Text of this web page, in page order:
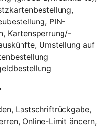
PIN-
Kartensperrung/-
Umstellung auf
Lastschriftrückgabe,
Online-Limit ändern,